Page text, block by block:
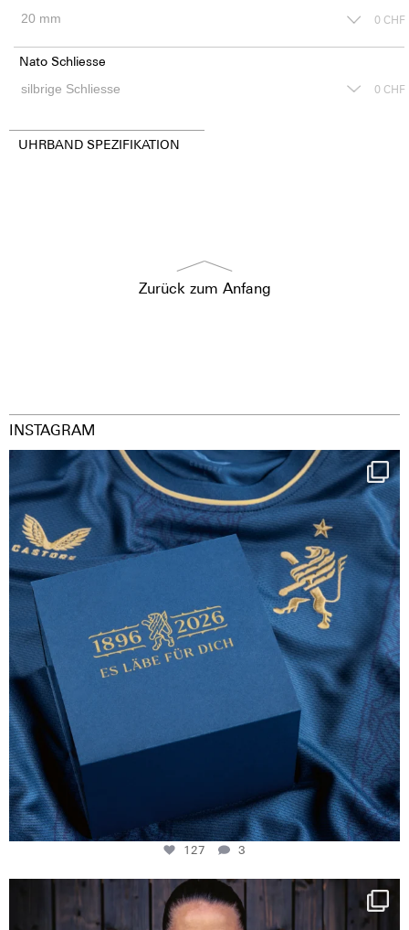
0 CHF
Nato Schliesse
0 CHF
UHRBAND SPEZIFIKATION
Zurück zum Anfang
INSTAGRAM
Happy Birthday FCZ
130 years filled ...
127
3
127 3
NIE USENAND GAH
Some anniversaries